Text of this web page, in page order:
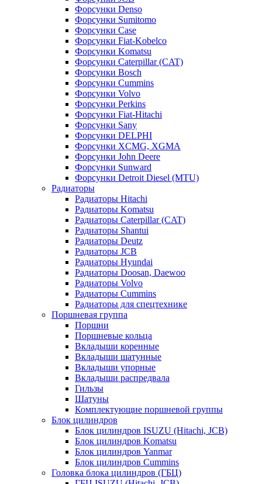
Форсунки Denso
Форсунки Sumitomo
Форсунки Case
Форсунки Fiat-Kobelco
Форсунки Komatsu
Форсунки Caterpillar (CAT)
Форсунки Bosch
Форсунки Cummins
Форсунки Volvo
Форсунки Perkins
Форсунки Fiat-Hitachi
Форсунки Sany
Форсунки DELPHI
Форсунки XCMG, XGMA
Форсунки John Deere
Форсунки Sunward
Форсунки Detroit Diesel (MTU)
Радиаторы
Радиаторы Hitachi
Радиаторы Komatsu
Радиаторы Caterpillar (CAT)
Радиаторы Shantui
Радиаторы Deutz
Радиаторы JCB
Радиаторы Hyundai
Радиаторы Doosan, Daewoo
Радиаторы Volvo
Радиаторы Cummins
Радиаторы для спецтехнике
Поршневая группа
Поршни
Поршневые кольца
Вкладыши коренные
Вкладыши шатунные
Вкладыши упорные
Вкладыши распредвала
Гильзы
Шатуны
Комплектующие поршневой группы
Блок цилиндров
Блок цилиндров ISUZU (Hitachi, JCB)
Блок цилиндров Komatsu
Блок цилиндров Yanmar
Блок цилиндров Cummins
Головка блока цилиндров (ГБЦ)